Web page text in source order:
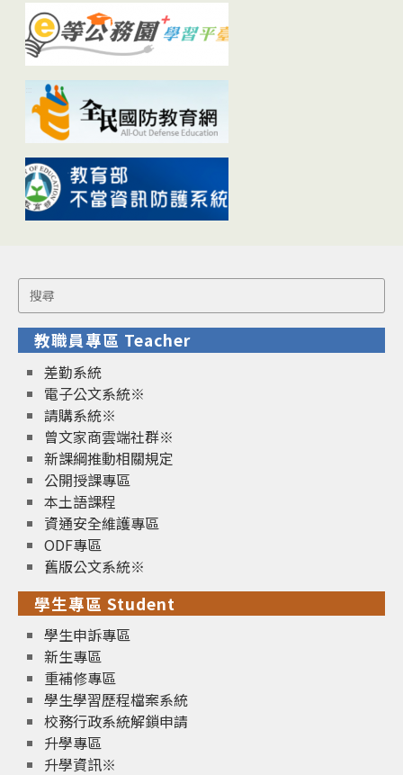
Search
for:
教職員專區 Teacher
差勤系統
電子公文系統※
請購系統※
曾文家商雲端社群※
新課綱推動相關規定
公開授課專區
本土語課程
資通安全維護專區
ODF專區
舊版公文系統※
學生專區 Student
學生申訴專區
新生專區
重補修專區
學生學習歷程檔案系統
校務行政系統解鎖申請
升學專區
升學資訊※